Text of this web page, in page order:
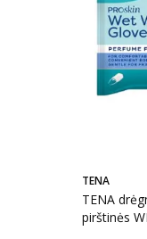
TENA
TENA
pirštinės